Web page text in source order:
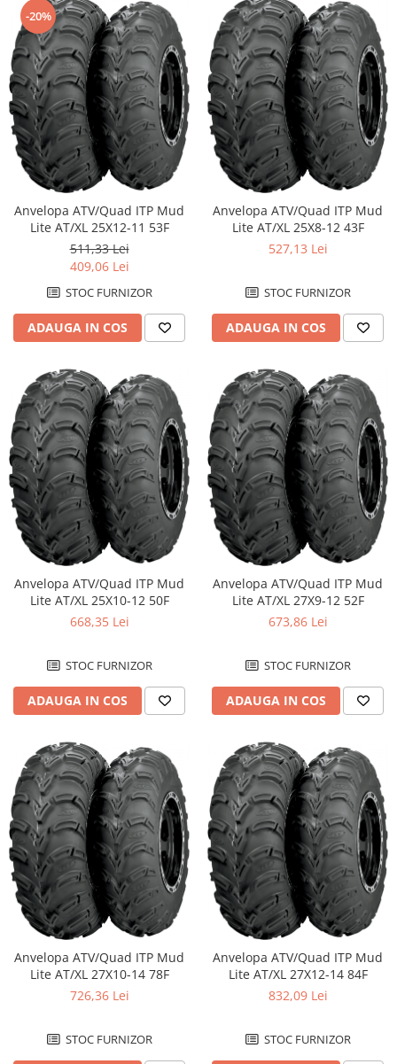
-20%
Anvelopa ATV/Quad ITP Mud
Lite AT/XL 25X12-11 53F
511,33 Lei
409,06 Lei
STOC FURNIZOR
ADAUGA IN COS
Anvelopa ATV/Quad ITP Mud
Lite AT/XL 25X8-12 43F
527,13 Lei
STOC FURNIZOR
ADAUGA IN COS
Anvelopa ATV/Quad ITP Mud
Lite AT/XL 25X10-12 50F
668,35 Lei
STOC FURNIZOR
ADAUGA IN COS
Anvelopa ATV/Quad ITP Mud
Lite AT/XL 27X9-12 52F
673,86 Lei
STOC FURNIZOR
ADAUGA IN COS
Anvelopa ATV/Quad ITP Mud
Lite AT/XL 27X10-14 78F
726,36 Lei
STOC FURNIZOR
Anvelopa ATV/Quad ITP Mud
Lite AT/XL 27X12-14 84F
832,09 Lei
STOC FURNIZOR